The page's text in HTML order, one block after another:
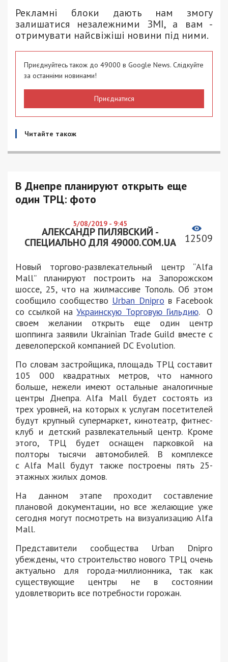
Рекламні блоки дають нам змогу
залишатися незалежними ЗМІ, а вам -
отримувати найсвіжіші новини під ними.
Приєднуйтесь також до 49000 в Google News. Слідкуйте
за останніми новинами!
Приєднатися
Читайте також
В Днепре планируют открыть еще
один ТРЦ: фото
5/08/2019 - 9:45
АЛЕКСАНДР ПИЛЯВСКИЙ -
СПЕЦИАЛЬНО ДЛЯ 49000.COM.UA
12509
Новый торгово-развлекательный центр “Alfa
Mall” планируют построить на Запорожском
шоссе, 25, что на жилмассиве Тополь. Об этом
сообщило сообщество Urban Dnipro в Facebook
со ссылкой наУкраинскую Торговую Гильдию. О
своем желании открыть еще один центр
шоппинга заявили Ukrainian Trade Guild вместе с
девелоперской компанией DC Evolution.
По словам застройщика, площадь ТРЦ составит
105 000 квадратных метров, что намного
больше, нежели имеют остальные аналогичные
центры Днепра. Alfa Mall будет состоять из
трех уровней, на которых к услугам посетителей
будут крупный супермаркет, кинотеатр, фитнес-
клуб и детский развлекательный центр. Кроме
этого, ТРЦ будет оснащен парковкой на
полторы тысячи автомобилей. В комплексе
с Alfa Mall будут также построены пять 25-
этажных жилых домов.
На данном этапе проходит составление
плановой документации, но все желающие уже
сегодня могут посмотреть на визуализацию Alfa
Mall.
Представители сообщества Urban Dnipro
убеждены, что строительство нового ТРЦ очень
актуально для города-миллионника, так как
существующие центры не в состоянии
удовлетворить все потребности горожан.